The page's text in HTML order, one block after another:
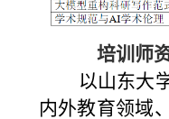
培训师
以山东大
内外教育领域